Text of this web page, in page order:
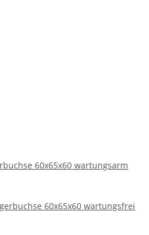
60x65x60 wartungsarm